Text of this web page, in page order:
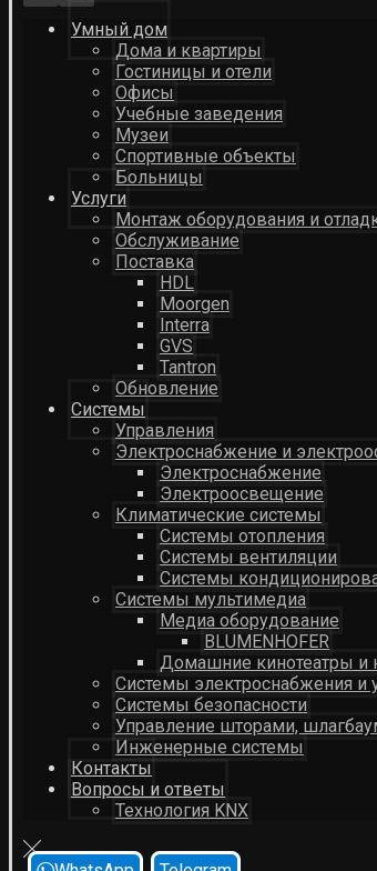
Умный дом
Дома и квартиры
Гостиницы и отели
Офисы
Учебные заведения
Музеи
Спортивные объекты
Больницы
Услуги
Монтаж оборудования и
Обслуживание
Поставка
HDL
Moorgen
Interra
GVS
Tantron
Обновление
Системы
Управления
Электроснабжение и
Электроснабжение
Электроосвещение
Климатические системы
Системы отопления
Системы вентиляции
Системы
Системы мультимедиа
Медиа оборудование
BLUMENHOFER
Домашние кинотеатры и
Системы электроснабжения и
Системы безопасности
Управление шторами,
Инженерные системы
Контакты
Вопросы и ответы
Технология KNX